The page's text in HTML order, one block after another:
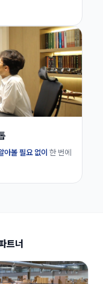
아볼 필요 없이 한 번에
트너